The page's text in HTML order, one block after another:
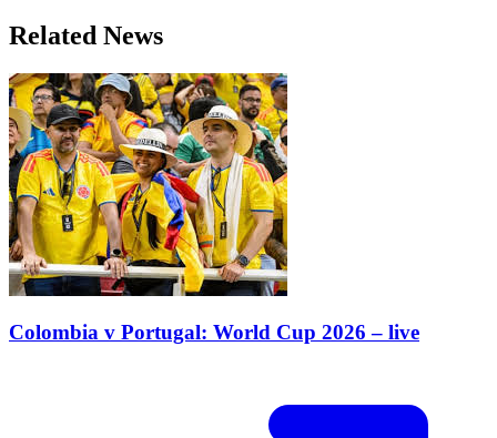
Related News
Colombia v Portugal: World Cup 2026 – live